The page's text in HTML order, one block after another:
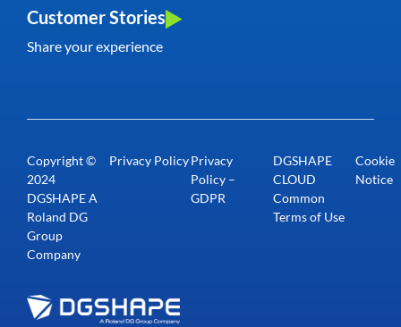
Customer Stories
Share your experience
Copyright ©
2024
DGSHAPE A
Roland DG
Group
Company
Privacy PolicyPrivacy
Policy –
GDPR
DGSHAPE
CLOUD
Common
Terms of Use
Cookie
Notice